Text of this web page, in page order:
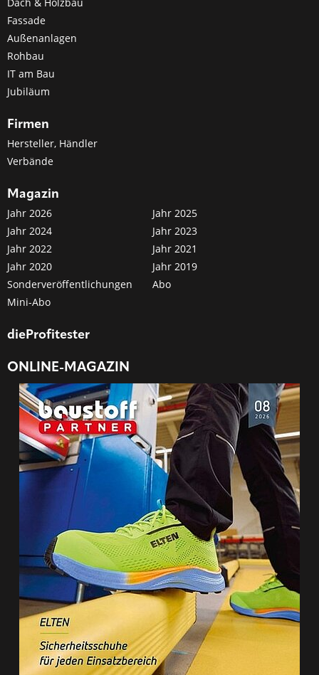
Fassade
Außenanlagen
Rohbau
IT am Bau
Jubiläum
Firmen
Hersteller, Händler
Verbände
Magazin
Jahr 2026
Jahr 2025
Jahr 2024
Jahr 2023
Jahr 2022
Jahr 2021
Jahr 2020
Jahr 2019
Sonderveröffentlichungen
Abo
Mini-Abo
dieProfitester
ONLINE-MAGAZIN